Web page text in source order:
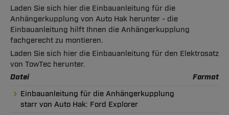
Laden Sie sich hier die Einbauanleitung für die
Anhängerkupplung von Auto Hak herunter - die
Einbauanleitung hilft Ihnen die Anhängerkupplung
fachgerecht zu montieren.
Laden Sie sich hier die Einbauanleitung für den Elektrosatz
von TowTec herunter.
Datei Format
Einbauanleitung für die Anhängerkupplung
starr von Auto Hak: Ford Explorer